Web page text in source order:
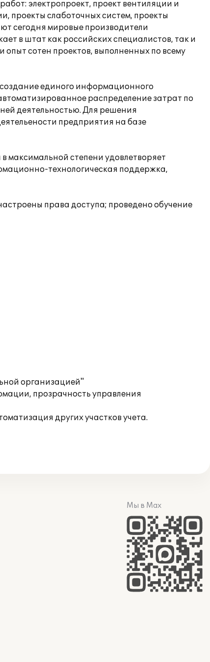
электропроект, проект вентиляции и
проекты слаботочных систем, проекты
сегодня мировые производители
в штат как российских специалистов, так и
опыт сотен проектов, выполненных по всему
единого информационного
распределение затрат по
деятельностью. Для решения
предприятия на базе
максимальной степени удовлетворяет
технологическая поддержка,
права доступа; проведено обучение
организацией"
прозрачность управления
других участков учета.
Мы в Max